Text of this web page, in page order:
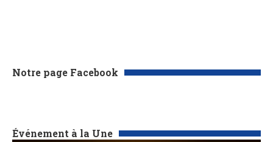
Notre page Facebook
Événement à la Une